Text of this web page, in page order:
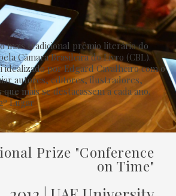
mais tradicional prêmio literário do
Câmara Brasileira do Livro (CBL).
idealizado por Edgard Cavalheiro com o
autores, editores, ilustradores,
mais se destacassem a cada ano.
Lugar
Prize "Conference
on Time"